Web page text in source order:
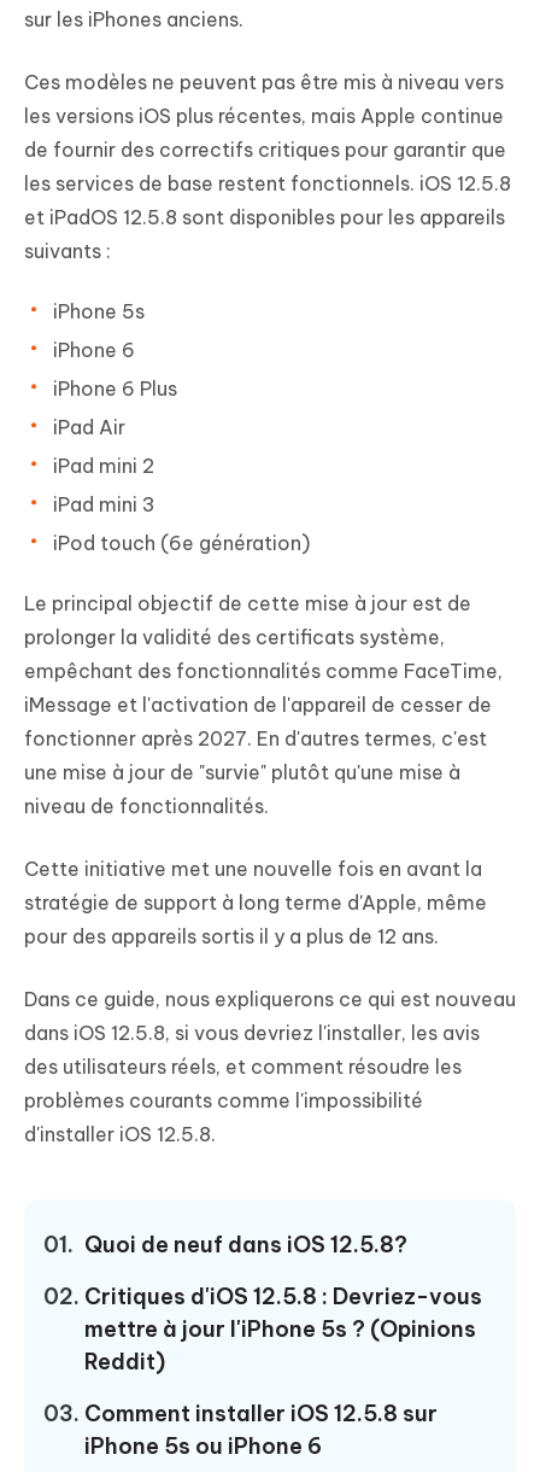
sur les iPhones anciens.
Ces modèles ne peuvent pas être mis à niveau vers
les versions iOS plus récentes, mais Apple continue
de fournir des correctifs critiques pour garantir que
les services de base restent fonctionnels. iOS 12.5.8
et iPadOS 12.5.8 sont disponibles pour les appareils
suivants :
iPhone 5s
iPhone 6
iPhone 6 Plus
iPad Air
iPad mini 2
iPad mini 3
iPod touch (6e génération)
Le principal objectif de cette mise à jour est de
prolonger la validité des certificats système,
empêchant des fonctionnalités comme FaceTime,
iMessage et l'activation de l'appareil de cesser de
fonctionner après 2027. En d'autres termes, c'est
une mise à jour de "survie" plutôt qu'une mise à
niveau de fonctionnalités.
Cette initiative met une nouvelle fois en avant la
stratégie de support à long terme d'Apple, même
pour des appareils sortis il y a plus de 12 ans.
Dans ce guide, nous expliquerons ce qui est nouveau
dans iOS 12.5.8, si vous devriez l'installer, les avis
des utilisateurs réels, et comment résoudre les
problèmes courants comme l'impossibilité
d'installer iOS 12.5.8.
01. Quoi de neuf dans iOS 12.5.8?
02. Critiques d'iOS 12.5.8 : Devriez-vous
mettre à jour l'iPhone 5s ? (Opinions
Reddit)
03. Comment installer iOS 12.5.8 sur
iPhone 5s ou iPhone 6